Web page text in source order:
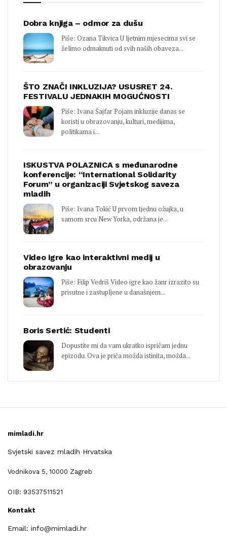
Dobra knjiga – odmor za dušu
Piše: Ozana Tikvica U ljetnim mjesecima svi se
želimo odmaknuti od svih naših obaveza...
ŠTO ZNAČI INKLUZIJA? USUSRET 24.
FESTIVALU JEDNAKIH MOGUĆNOSTI
Piše: Ivana Šajfar Pojam inkluzije danas se
koristi u obrazovanju, kulturi, medijima,
politikama i...
ISKUSTVA POLAZNICA s međunarodne
konferencije: “International Solidarity
Forum” u organizaciji Svjetskog saveza
mladih
Piše: Ivana Tokić U prvom tjednu ožujka, u
samom srcu New Yorka, održana je...
Video igre kao interaktivni medij u
obrazovanju
Piše: Filip Vedriš Video igre kao žanr izrazito su
prisutne i zastupljene u današnjem...
Boris Sertić: Studenti
Dopustite mi da vam ukratko ispričam jednu
epizodu. Ova je priča možda istinita, možda...
mimladi.hr
Svjetski savez mladih Hrvatska
Vodnikova 5, 10000 Zagreb
OIB: 93537511521
Kontakt
Email: info@mimladi.hr